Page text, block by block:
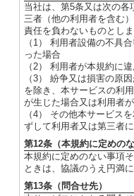
当社は、第5条又は次の
三者（他の利用者を含む
責任を負わないものとしま
（1） 利用者設備の不具
った場合
（2） 利用者が本規約に
（3） 紛争又は損害の原
を除き、本サービスの利
が生じた場合又は利用者
（4） その他本サービス
ずして利用者又は第三者
第12条（本規約に定めのな
本規約に定めのない事項
ときは、協議のうえ円満
第13条（問合せ先）